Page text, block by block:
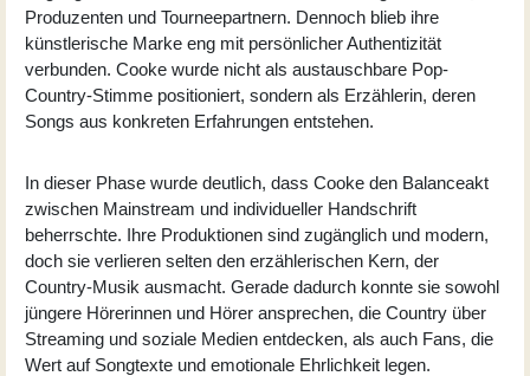
Produzenten und Tourneepartnern. Dennoch blieb ihre
künstlerische Marke eng mit persönlicher Authentizität
verbunden. Cooke wurde nicht als austauschbare Pop-
Country-Stimme positioniert, sondern als Erzählerin, deren
Songs aus konkreten Erfahrungen entstehen.
In dieser Phase wurde deutlich, dass Cooke den Balanceakt
zwischen Mainstream und individueller Handschrift
beherrschte. Ihre Produktionen sind zugänglich und modern,
doch sie verlieren selten den erzählerischen Kern, der
Country-Musik ausmacht. Gerade dadurch konnte sie sowohl
jüngere Hörerinnen und Hörer ansprechen, die Country über
Streaming und soziale Medien entdecken, als auch Fans, die
Wert auf Songtexte und emotionale Ehrlichkeit legen.